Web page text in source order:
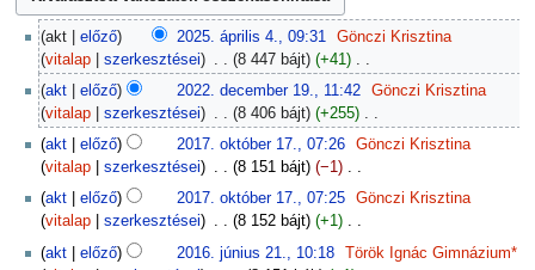
2025.
április
akt előző 2025. április 4., 09:31
Gönczi Krisztina
vitalap
szerkesztései 8 447 bájt +41 ‎
N
n
c
s
s
z
r
2022.
december
akt előző 2022. december 19., 11:42
Gönczi Krisztina
vitalap
szerkesztései 8 406 bájt +255 ‎
N
n
c
s
s
2017.
október
akt előző 2017. október 17., 07:26
Gönczi Krisztina
vitalap
szerkesztései 8 151 bájt −1 ‎
N
n
c
akt előző 2017. október 17., 07:25
Gönczi Krisztina
vitalap
szerkesztései 8 152 bájt +1 ‎
N
2016.akt előző 2016. június 21., 10:18
Török Ignác Gimnázium*